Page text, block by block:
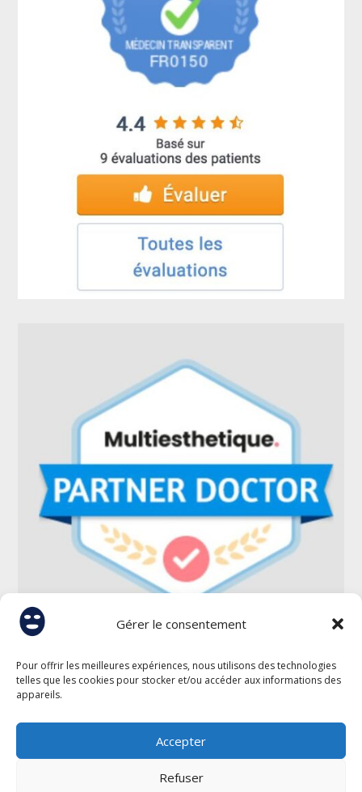
Gérer le consentement
Pour offrir les meilleures expériences, nous utilisons des technologies
telles que les cookies pour stocker et/ou accéder aux informations des
appareils.
Accepter
Refuser